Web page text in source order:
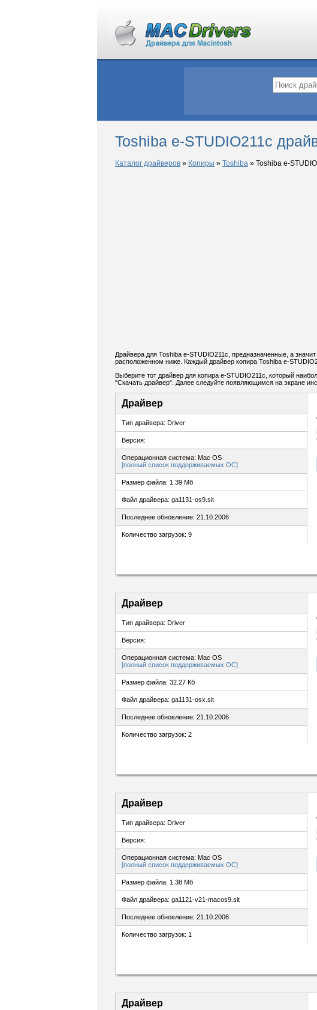
Toshiba e-STUDIO211c
Каталог драйверов » Копиры » Toshiba » Toshiba e-
Драйвера для Toshiba e-STUDIO211c, предназначенные, а
расположенном ниже. Каждый драйвер копира Toshiba e-
Выберите тот драйвер для копира e-STUDIO211c, который
"Скачать драйвер". Далее следуйте появляющимся на экране
Драйвер
Тип драйвера: Driver
Версия:
Операционная система: Mac OS
[полный список поддерживаемых ОС]
Размер файла: 1.39 Мб
Файл драйвера: ga1131-os9.sit
Последнее обновление: 21.10.2006
Количество загрузок: 9
Драйвер
Тип драйвера: Driver
Версия:
Операционная система: Mac OS
[полный список поддерживаемых ОС]
Размер файла: 32.27 Кб
Файл драйвера: ga1131-osx.sit
Последнее обновление: 21.10.2006
Количество загрузок: 2
Драйвер
Тип драйвера: Driver
Версия:
Операционная система: Mac OS
[полный список поддерживаемых ОС]
Размер файла: 1.38 Мб
Файл драйвера: ga1121-v21-macos9.sit
Последнее обновление: 21.10.2006
Количество загрузок: 1
Драйвер